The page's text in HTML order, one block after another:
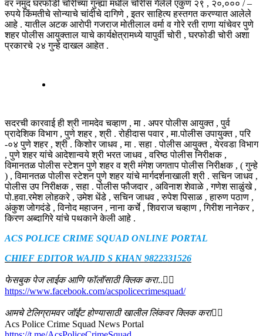
वर नमुद घरफोडी चोरीच्या गुन्ह्या मधील चोरीस गेलेले एकुण २९ , २०,००० / –
रुपये किंमतीचे सोन्याचे चांदीचे दागिणे , इतर साहित्य हस्तगत करण्यात आलेले
आहे . यातील अटक आरोपी गजराज मोतीलाल वर्मा व गोरे रती राणा यांचेवर पुणे
शहर पोलीस आयुक्ताल याचे कार्यक्षेत्रामध्ये यापुर्वी चोरी , घरफोडी चोरी अशा
प्रकारचे २४ गुन्हे दाखल आहेत .
सदरची कारवाई ही श्री नामदेव चव्हाण , मा . अपर पोलीस आयुक्त , पुर्व
प्रादेशिक विभाग , पुणे शहर , श्री . रोहीदास पवार , मा.पोलीस उपायुक्त , परि
-०४ पुणे शहर , श्री . किशोर जाधव , मा . सहा . पोलीस आयुक्त , येरवडा विभाग
, पुणे शहर यांचे आदेशान्वये श्री भरत जाधव , वरिष्ठ पोलीस निरीक्षक ,
विमानतळ पोलीस स्टेशन पुणे शहर व श्री मंगेश जगताप पोलीस निरीक्षक , ( गुन्हे
) , विमानतळ पोलीस स्टेशन पुणे शहर यांचे मार्गदर्शनाखाली श्री . सचिन जाधव ,
पोलीस उप निरीक्षक , सहा . पोलीस फौजदार , अविनाश शेवाळे , गणेश साळुंखे ,
पो.हवा.रमेश लोहकरे , उमेश धेंडे , सचिन जाधव , रुपेश पिसाळ , हारुण पठाण ,
अंकुश जोगदंडे , विनोद महाजन , नाना कर्चे , शिवराज चव्हाण , गिरीश नानेकर ,
किरण अब्दागिरे यांचे पथकाने केली आहे .
ACS POLICE CRIME SQUAD ONLINE PORTAL
CHIEF EDITOR WAJID S KHAN 9822331526
फेसबुक पेज लाईक आणि फॉलॉसाठी क्लिक करा..👇🏻
https://www.facebook.com/acspolicecrimesquad/
आमचे टेलिग्रामवर जॉईंट होण्यासाठी खालील लिंकवर क्लिक करा👇🏻
Acs Police Crime Squad News Portal